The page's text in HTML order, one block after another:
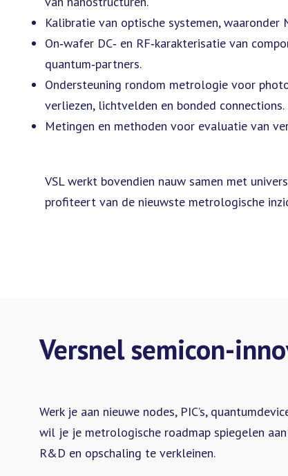
Kalibratie van optische systemen,
On‑wafer DC‑ en RF‑karakterisatie van
quantum‑partners.
Ondersteuning rondom metrologie voor
verliezen, lichtvelden en bonded connections.
Metingen en methoden voor evaluatie van
VSL werkt bovendien nauw samen met
profiteert van de nieuwste metrologische
Versnel semicon-
Werk je aan nieuwe nodes, PIC’s,
wil je je metrologische roadmap spiegelen
R&D en opschaling te verkleinen.